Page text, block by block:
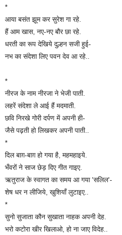
*
आया बसंत झूम कर सुरेश गा रहे.
हैं आम खास, नए-नए बौर छा रहे.
धरती का रूप देखिये दुल्हन सजी हुई-
नभ का संदेशा लिए पवन देव आ रहे..
*
नीरज के नाम नीरजा ने भेजी पाती.
लहरें संदेशा ले आई हैं मदमाती.
छवि निरखे गोरी दर्पण में अपनी ही-
जैसे पढ़ती हो लिखकर अपनी पाती..
*
दिल बाग़-बाग़ हो गया है, महमहाइये.
भँवरों ने साज छेड़ दिए गीत गाइए.
ऋतुराज के स्वागत का समय आ गया 'सलिल'-
शेष धर न लीजिये, खुशियाँ लुटाइए..
*
सुनो सुजाता कौन सुखाता नाहक अपनी देह.
भरो कटोरा खीर खिलाओ, हो ना जाए विदेह..